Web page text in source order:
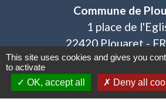
Commune de
1 place de
22420 Plouaret -
+33 2 96 46 62
This site uses cookies and gives you
to activate
OK, accept all
Deny all